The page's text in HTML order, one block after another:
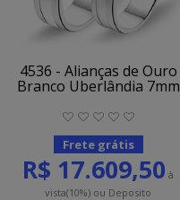
4536 - Alianças de Ouro
Branco Uberlândia 7mm
Frete grátis
R$ 17.609,50 à
vista(10%) ou Deposito